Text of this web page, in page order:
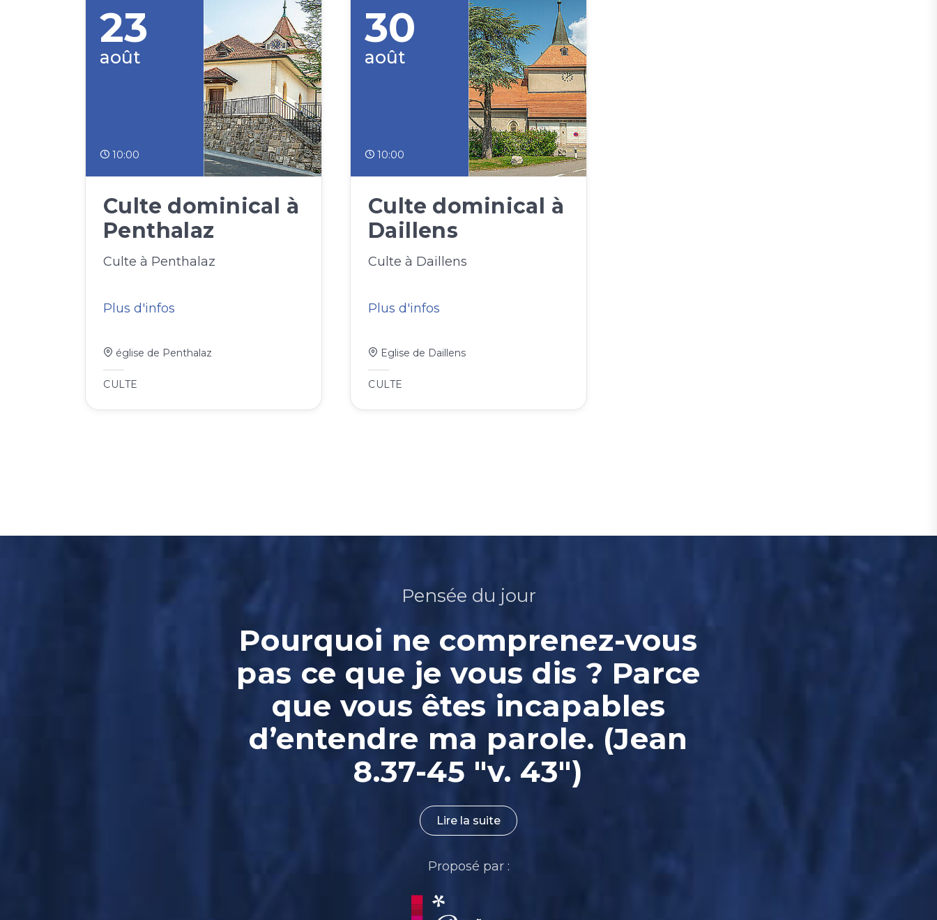
23
août
10:00
Culte dominical à
Penthalaz
Culte à Penthalaz
Plus d'infos
église de Penthalaz
CULTE
30
août
10:00
Culte dominical à
Daillens
Culte à Daillens
Plus d'infos
Eglise de Daillens
CULTE
Pensée du jour
Pourquoi ne comprenez-vous
pas ce que je vous dis ? Parce
que vous êtes incapables
d’entendre ma parole. (Jean
8.37-45 "v. 43")
Lire la suite
Proposé par :